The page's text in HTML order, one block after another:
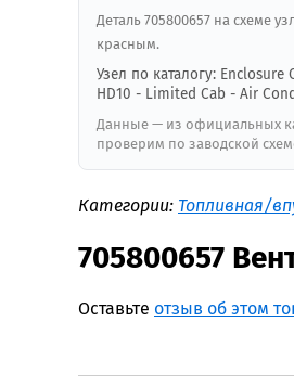
Деталь 705800657 на схеме
красным.
Узел по каталогу:
HD10 - Limited Cab - Air
Данные — из официальных
проверим по заводской
Категории: Топливная/
705800657
Оставьте отзыв об этом